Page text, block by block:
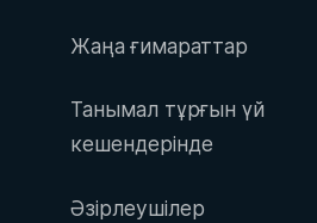
Жаңа ғимараттар
Танымал тұрғын үй
кешендерінде
Әзірлеушілер